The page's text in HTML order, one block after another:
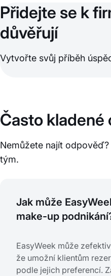
Přidejte se k
důvěřují
Vytvořte svůj příběh
Často kladené
Nemůžete najít
tým.
Jak může
make-up
EasyWeek může
že umožní klientům
podle jejich preferencí.